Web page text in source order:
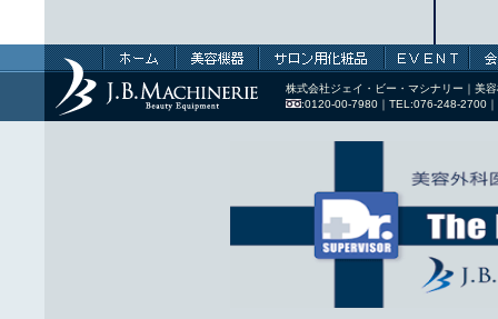
株式会社ジェイ・ビー・マシナリー｜美
:0120-00-7980｜TEL:076-248-2700